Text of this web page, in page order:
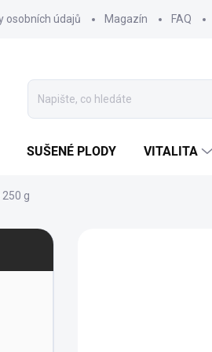
osobních údajů Magazín FAQ
SUŠENÉ PLODY VITALITA
250 g